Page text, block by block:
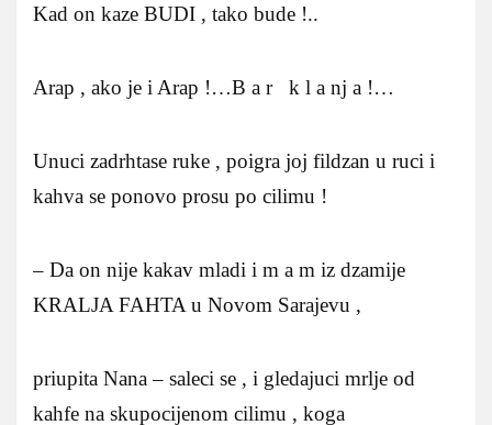
Kad on kaze BUDI , tako bude !..
Arap , ako je i Arap !…B a r k l a nj a !…
Unuci zadrhtase ruke , poigra joj fildzan u ruci i
kahva se ponovo prosu po cilimu !
– Da on nije kakav mladi i m a m iz dzamije
KRALJA FAHTA u Novom Sarajevu ,
priupita Nana – saleci se , i gledajuci mrlje od
kahfe na skupocijenom cilimu , koga